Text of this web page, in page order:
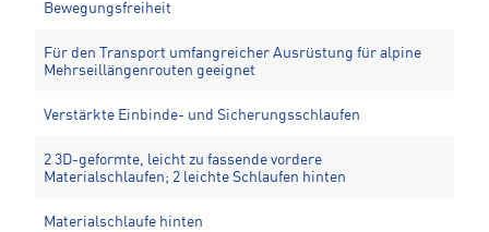
Bewegungsfreiheit
Für den Transport umfangreicher Ausrüstung für alpine
Mehrseillängenrouten geeignet
Verstärkte Einbinde- und Sicherungsschlaufen
2 3D-geformte, leicht zu fassende vordere
Materialschlaufen; 2 leichte Schlaufen hinten
Materialschlaufe hinten